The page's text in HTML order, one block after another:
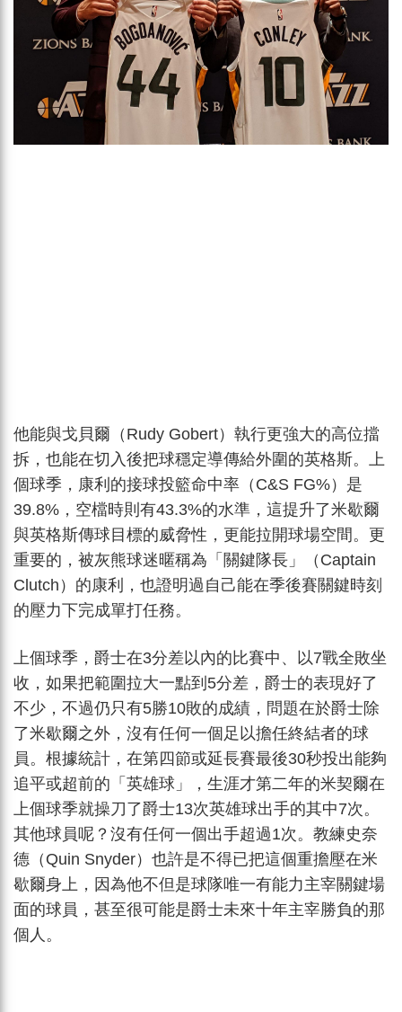
他能與戈貝爾（Rudy Gobert）執行更強大的高位擋
拆，也能在切入後把球穩定導傳給外圍的英格斯。上
個球季，康利的接球投籃命中率（C&S FG%）是
39.8%，空檔時則有43.3%的水準，這提升了米歇爾
與英格斯傳球目標的威脅性，更能拉開球場空間。更
重要的，被灰熊球迷暱稱為「關鍵隊長」（Captain
Clutch）的康利，也證明過自己能在季後賽關鍵時刻
的壓力下完成單打任務。
上個球季，爵士在3分差以內的比賽中、以7戰全敗坐
收，如果把範圍拉大一點到5分差，爵士的表現好了
不少，不過仍只有5勝10敗的成績，問題在於爵士除
了米歇爾之外，沒有任何一個足以擔任終結者的球
員。根據統計，在第四節或延長賽最後30秒投出能夠
追平或超前的「英雄球」，生涯才第二年的米契爾在
上個球季就操刀了爵士13次英雄球出手的其中7次。
其他球員呢？沒有任何一個出手超過1次。教練史奈
德（Quin Snyder）也許是不得已把這個重擔壓在米
歇爾身上，因為他不但是球隊唯一有能力主宰關鍵場
面的球員，甚至很可能是爵士未來十年主宰勝負的那
個人。